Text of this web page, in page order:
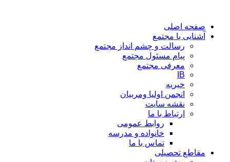
محتوا
صفحه اصلی
آشنایی با مجتمع
رسالت و چشم انداز مجتمع
پیام مسئول مجتمع
معرفی مجتمع
IB
خیریه
انجمن اولیا ومربیان
نقشه سایت
ارتباط با ما
روابط عمومی
خانواده و مدرسه
تماس با ما
مقاطع تحصیلی